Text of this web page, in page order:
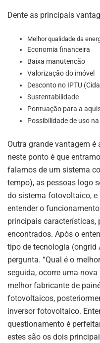
Dente as principais
Melhor qualidade da
Economia financeira
Baixa manutenção
Valorização do imóvel
Desconto no IPTU
Sustentabilidade
Pontuação para a
Possibilidade de uso
Outra grande vantagem é
neste ponto é que
falamos de um sistema
tempo), as pessoas logo
do sistema fotovoltaico,
entender o
principais características,
encontrados. Após o
tipo de tecnologia
pergunta. “Qual é o
seguida, ocorre uma
melhor fabricante de
fotovoltaicos,
inversor fotovoltaico.
questionamento é
estes são os dois